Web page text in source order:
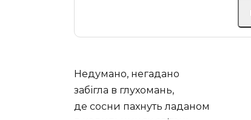
Недумано, негадано
забігла в глухомань,
де сосни пахнуть ладаном